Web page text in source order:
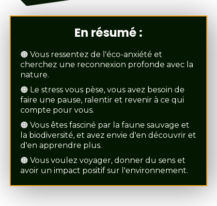
En résumé :
🟠 Vous ressentez de l'éco-anxiété et
cherchez une reconnexion profonde avec la
nature.
🟠 Le stress vous pèse, vous avez besoin de
faire une pause, ralentir et revenir à ce qui
compte pour vous.
🟠 Vous êtes fasciné par la faune sauvage et
la biodiversité, et avez envie d'en découvrir et
d'en apprendre plus.
🟠 Vous voulez voyager, donner du sens et
avoir un impact positif sur l'environnement.